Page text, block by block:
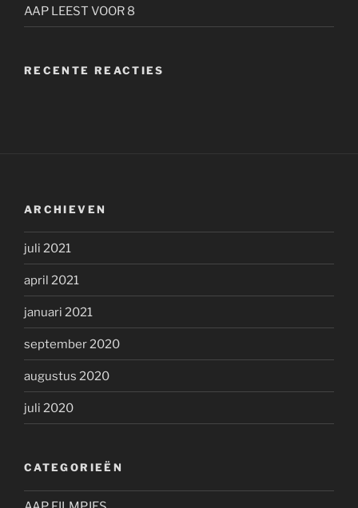
AAP LEEST VOOR 8
RECENTE REACTIES
ARCHIEVEN
juli 2021
april 2021
januari 2021
september 2020
augustus 2020
juli 2020
CATEGORIEËN